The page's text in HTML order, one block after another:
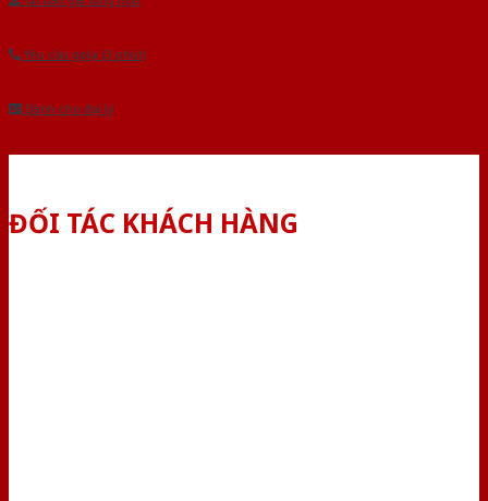
Yêu cầu gọi lại (3 phút)
Dành cho đại lý
ĐỐI TÁC KHÁCH HÀNG